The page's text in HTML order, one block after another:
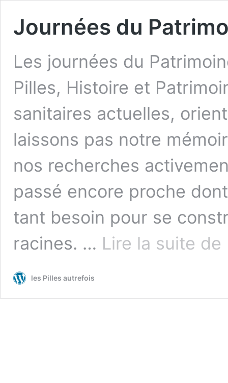
Journées du
Les journées du
Pilles, Histoire et
sanitaires actuelles,
laissons pas notre
nos recherches
passé encore proche
tant besoin pour se
racines. … Lire la suite de
les Pilles autrefois